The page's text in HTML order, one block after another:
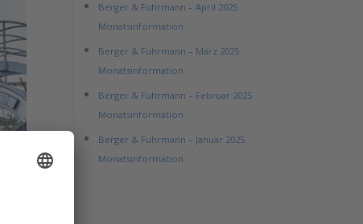
Berger & Fuhrmann – April 2025
Monatsinformation
Berger & Fuhrmann – März 2025
Monatsinformation
Berger & Fuhrmann – Februar 2025
Monatsinformation
Berger & Fuhrmann – Januar 2025
Monatsinformation